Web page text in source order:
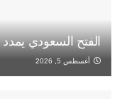
الفتح السعودي
أغسطس 5, 2026